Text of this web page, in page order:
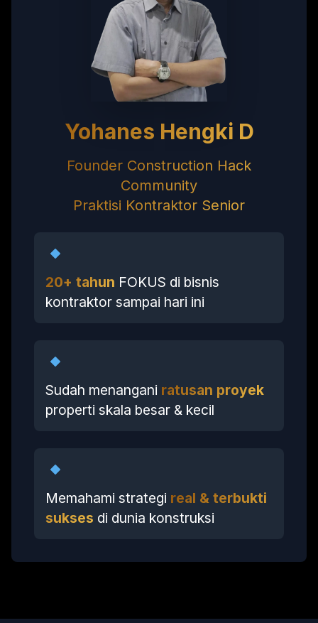
Yohanes Hengki D
Founder Construction Hack
Community
Praktisi Kontraktor Senior
20+ tahun FOKUS di bisnis
kontraktor sampai hari ini
Sudah menangani ratusan proyek
properti skala besar & kecil
Memahami strategi real & terbukti
sukses di dunia konstruksi